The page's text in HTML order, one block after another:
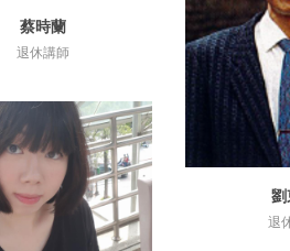
詳細資訊
蔡時蘭
退休講師
詳
退